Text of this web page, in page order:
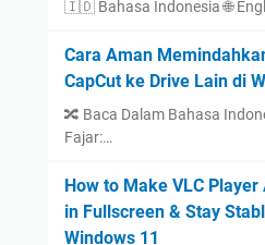
🇮🇩 Bahasa Indonesia 🌐
Cara Aman
CapCut ke Drive Lain di
🔀 Baca Dalam Bahasa
Fajar:…
How to Make VLC
in Fullscreen & Stay
Windows 11